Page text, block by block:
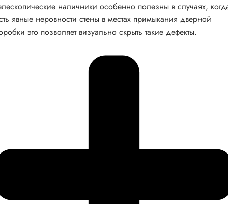
наличники особенно полезны в случаях,
явные неровности стены в местах примыкания дверной
это позволяет визуально скрыть такие дефекты.